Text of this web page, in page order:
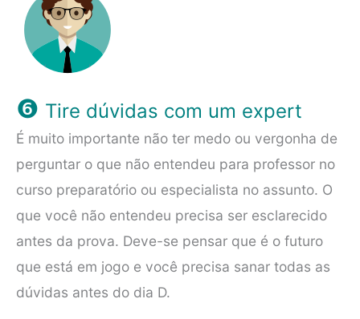
❻ Tire dúvidas com um expert
É muito importante não ter medo ou vergonha de
perguntar o que não entendeu para professor no
curso preparatório ou especialista no assunto. O
que você não entendeu precisa ser esclarecido
antes da prova. Deve-se pensar que é o futuro
que está em jogo e você precisa sanar todas as
dúvidas antes do dia D.